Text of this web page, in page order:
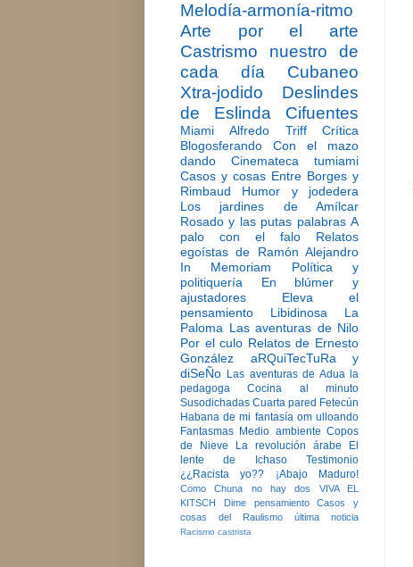
Melodía-armonía-ritmo
Arte por el arte
Castrismo nuestro de
cada día
Cubaneo
Xtra-jodido
Deslindes
de Eslinda Cifuentes
Miami Alfredo Triff
Crítica
Blogosferando
Con el mazo
dando
Cinemateca tumiami
Casos y cosas Entre Borges y
Rimbaud
Humor y jodedera
Los jardines de Amílcar
Rosado y las putas palabras A
palo con el falo
Relatos
egoístas de Ramón Alejandro
In Memoriam
Política y
politiquería
En blúmer y
ajustadores
Eleva el
pensamiento
Libidinosa
La
Paloma Las aventuras de Nilo
Por el culo Relatos de Ernesto
González
aRQuiTecTuRa y
diSeÑo Las aventuras de Adua la
pedagoga
Cocina al minuto
Susodichadas Cuarta pared Fetecún
Habana de mi fantasía om ulloando
Fantasmas Medio ambiente Copos
de Nieve
La revolución árabe
El
lente de Ichaso
Testimonio
¿¿Racista yo??
¡Abajo Maduro!
Como Chuna no hay dos
VIVA EL
KITSCH
Dime pensamiento
Casos y
cosas del Raulismo
última noticia
Racismo castrista